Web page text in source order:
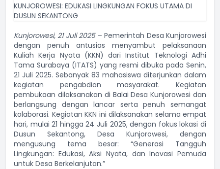
Kunjorowesi, 21 Juli 2025– Pemerintah Desa Kunjorowesi
dengan penuh antusias menyambut pelaksanaan
Kuliah Kerja Nyata (KKN) dari Institut Teknologi Adhi
Tama Surabaya (ITATS) yang resmi dibuka pada Senin,
21 Juli 2025. Sebanyak 83 mahasiswa diterjunkan dalam
kegiatan pengabdian masyarakat. Kegiatan
pembukaan dilaksanakan di Balai Desa Kunjorowesi dan
berlangsung dengan lancar serta penuh semangat
kolaborasi. Kegiatan KKN ini dilaksanakan selama empat
hari, mulai 21 hingga 24 Juli 2025, dengan fokus lokasi di
Dusun Sekantong, Desa Kunjorowesi, dengan
mengusung tema besar: “Generasi Tangguh
Lingkungan: Edukasi, Aksi Nyata, dan Inovasi Pemuda
untuk Desa Berkelanjutan.”